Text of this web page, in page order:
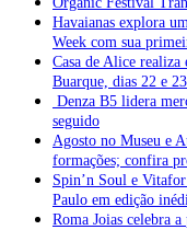
Havaianas explora
Week com sua
Casa de Alice
Buarque, dias 22 e
Denza B5 lidera
seguido
Agosto no Museu e
formações; confira
Spin’n Soul e
Paulo em edição
Roma Joias celebra